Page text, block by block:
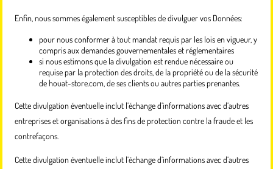
Enfin, nous sommes également susceptibles de divulguer vos Données:
pour nous conformer à tout mandat requis par les lois en vigueur, y
compris aux demandes gouvernementales et réglementaires
si nous estimons que la divulgation est rendue nécessaire ou
requise par la protection des droits, de la propriété ou de la sécurité
de houat-store.com, de ses clients ou autres parties prenantes.
Cette divulgation éventuelle inclut l’échange d’informations avec d’autres
entreprises et organisations à des fins de protection contre la fraude et les
contrefaçons.
Cette divulgation éventuelle inclut l’échange d’informations avec d’autres